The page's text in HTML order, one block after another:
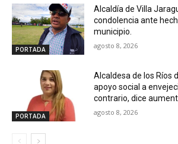
PORTADA
Alcaldía de Villa
condolencia ante
municipio.
agosto 8, 2026
PORTADA
Alcaldesa de los Ríos
apoyo social a
contrario, dice
agosto 8, 2026